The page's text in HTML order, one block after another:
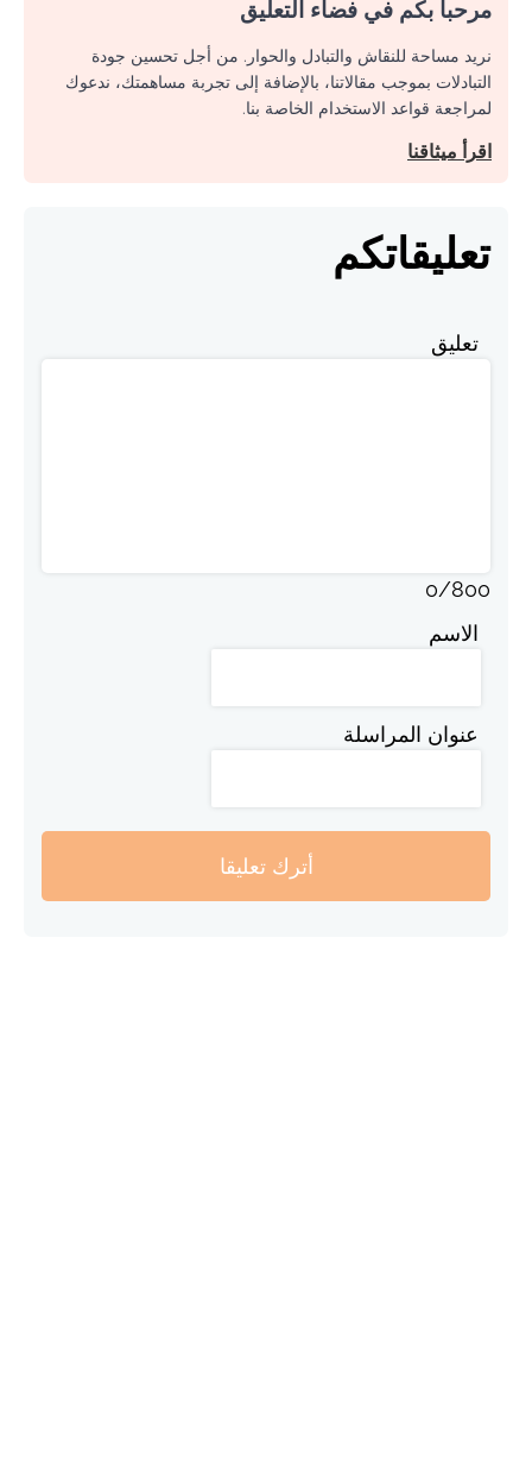
مرحبا بكم في فضاء التعليق
نريد مساحة للنقاش والتبادل والحوار. من أجل تحسين جودة
التبادلات بموجب مقالاتنا، بالإضافة إلى تجربة مساهمتك، ندعوك
لمراجعة قواعد الاستخدام الخاصة بنا.
اقرأ ميثاقنا
تعليقاتكم
تعليق
0/800
الاسم
عنوان المراسلة
أترك تعليقا